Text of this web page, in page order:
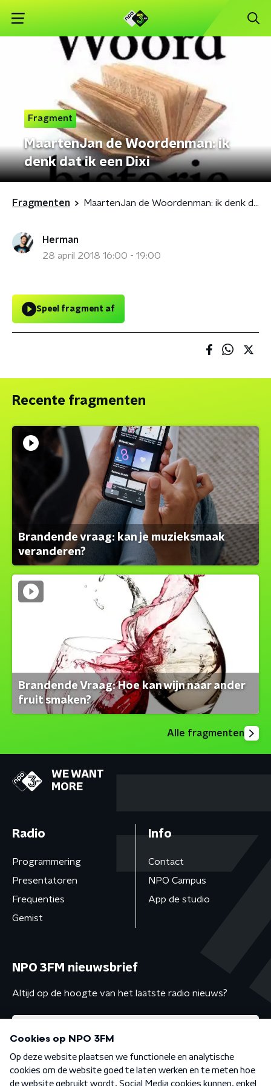
Fragment
MaartenJan de Woordenman: ik
denk dat ik een Dixi
Fragmenten MaartenJan de Woordenman: ik denk dat ik een Dixi
Herman
28 april 2018 16:00 - 19:00
Speel fragment af
Recente fragmenten
Brandende vraag: kan je muzieksmaak
veranderen?
Brandende Vraag: Hoe kan wijn naar ander
fruit smaken?
Alle fragmenten
WE WANT
MORE
Radio
Programmering
Presentatoren
Frequenties
Gemist
Info
Contact
NPO Campus
App de studio
NPO 3FM nieuwsbrief
Altijd op de hoogte van het laatste radio nieuws?